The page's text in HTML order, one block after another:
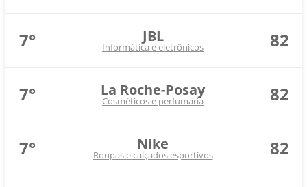
7° JBL
Informática e eletrônicos 82
7° La Roche-Posay
Cosméticos e perfumaria 82
7° Nike
Roupas e calçados esportivos 82